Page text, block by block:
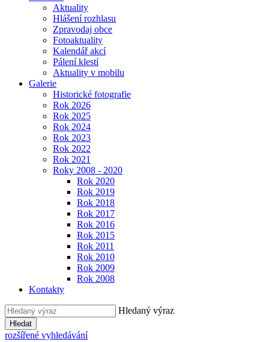
Aktuality
Hlášení rozhlasu
Zpravodaj obce
Fotoaktuality
Kalendář akcí
Pálení klestí
Aktuality v mobilu
Galerie
Historické fotografie
Rok 2026
Rok 2025
Rok 2024
Rok 2023
Rok 2022
Rok 2021
Roky 2008 - 2020
Rok 2020
Rok 2019
Rok 2018
Rok 2017
Rok 2016
Rok 2015
Rok 2011
Rok 2010
Rok 2009
Rok 2008
Kontakty
Hledaný výraz
Hledat
rozšířené vyhledávání